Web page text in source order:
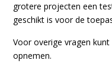
grotere projecten een
geschikt is voor de
Voor overige vragen
opnemen.